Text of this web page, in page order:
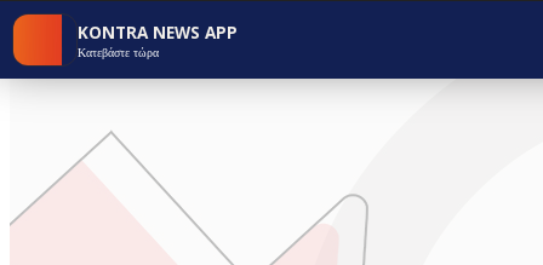
KONTRA NEWS APP
Κατεβάστε τώρα